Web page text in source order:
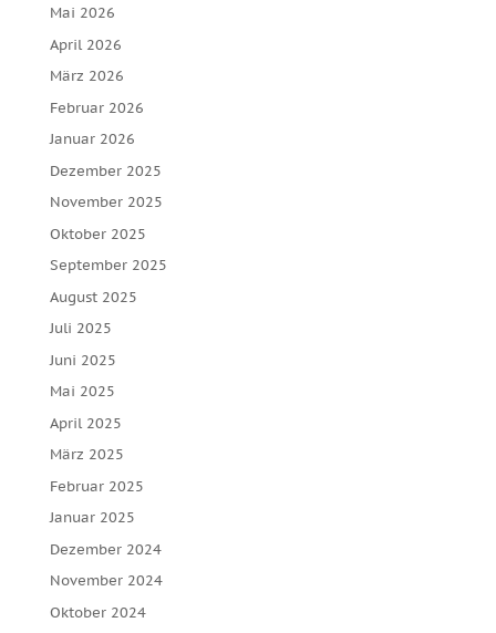
Mai 2026
April 2026
März 2026
Februar 2026
Januar 2026
Dezember 2025
November 2025
Oktober 2025
September 2025
August 2025
Juli 2025
Juni 2025
Mai 2025
April 2025
März 2025
Februar 2025
Januar 2025
Dezember 2024
November 2024
Oktober 2024